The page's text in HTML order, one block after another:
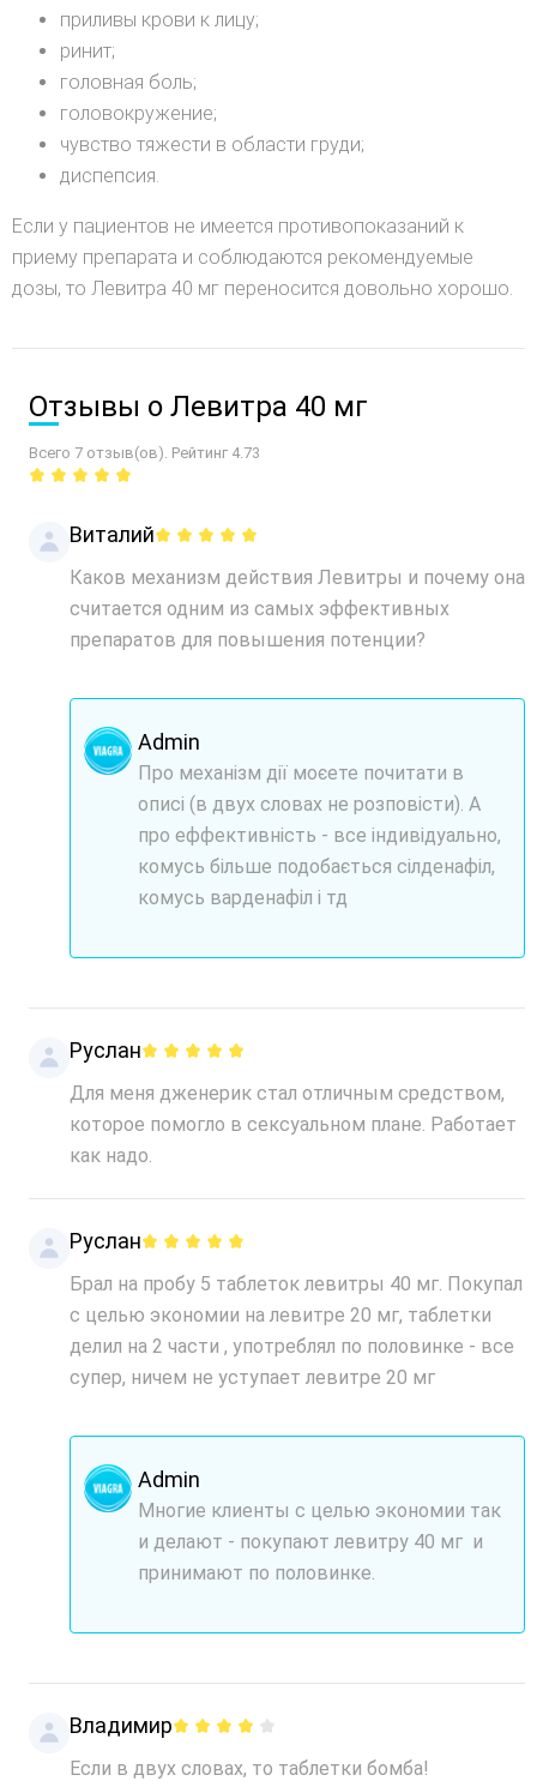
приливы крови к лицу;
ринит;
головная боль;
головокружение;
чувство тяжести в области груди;
диспепсия.
Если у пациентов не имеется противопоказаний к
приему препарата и соблюдаются рекомендуемые
дозы, то Левитра 40 мг переносится довольно хорошо.
Отзывы о Левитра 40 мг
Всего 7 отзыв(ов). Рейтинг 4.73
Виталий
Каков механизм действия Левитры и почему она
считается одним из самых эффективных
препаратов для повышения потенции?
Admin
Про механізм дії моєете почитати в
описі (в двух словах не розповісти). А
про еффективність - все індивідуально,
комусь більше подобається сілденафіл,
комусь варденафіл і тд
Руслан
Для меня дженерик стал отличным средством,
которое помогло в сексуальном плане. Работает
как надо.
Руслан
Брал на пробу 5 таблеток левитры 40 мг. Покупал
с целью экономии на левитре 20 мг, таблетки
делил на 2 части , употреблял по половинке - все
супер, ничем не уступает левитре 20 мг
Admin
Многие клиенты с целью экономии так
и делают - покупают левитру 40 мг и
принимают по половинке.
Владимир
Если в двух словах, то таблетки бомба!